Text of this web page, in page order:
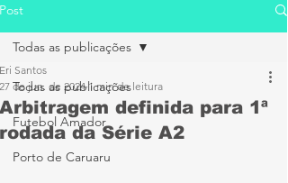
Post
Todas as publicações
Futebol Amador
Porto de Caruaru
Todas as publicações
Arbitragem definida para 1ª
rodada da Série A2
Eri Santos
27 de jun. de 2024 1 min de leitura